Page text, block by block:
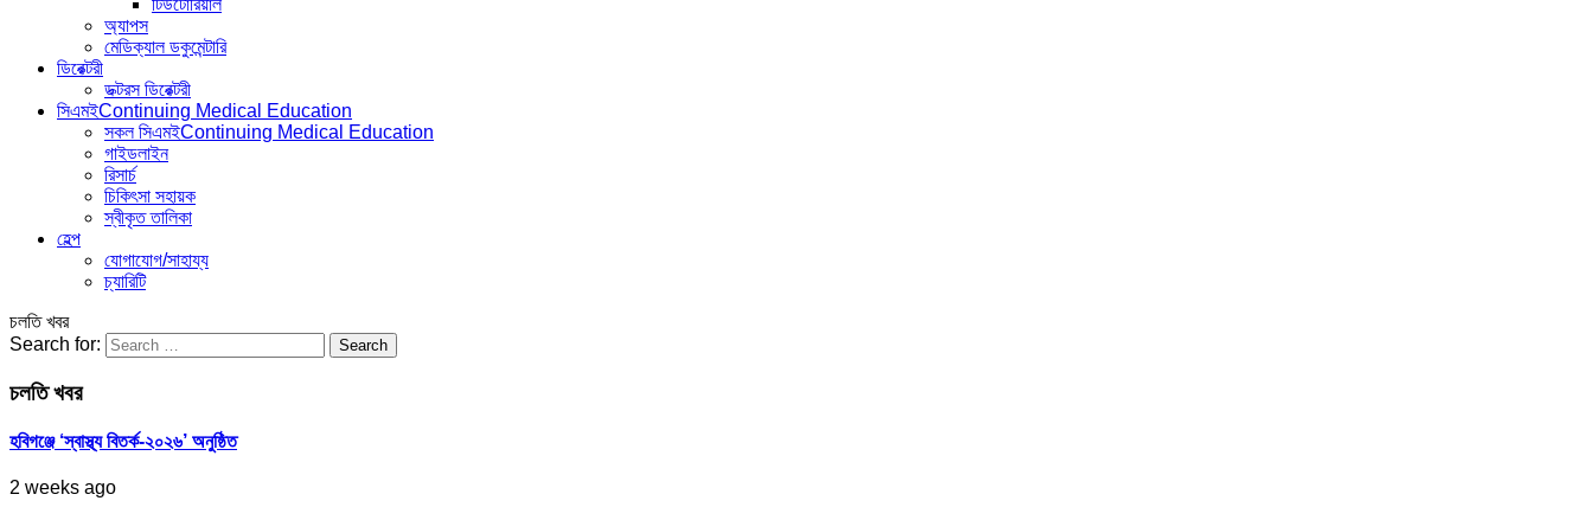
টিউটোরিয়াল
অ্যাপস
মেডিক্যাল ডকুমেন্টারি
ডিরেক্টরী
ডক্টরস ডিরেক্টরী
সিএমইContinuing Medical Education
সকল সিএমইContinuing Medical Education
গাইডলাইন
রিসার্চ
চিকিৎসা সহায়ক
স্বীকৃত তালিকা
হেল্প
যোগাযোগ/সাহায্য
চ্যারিটি
চলতি খবর
Search for:
চলতি খবর
হবিগঞ্জে ‘স্বাস্থ্য বিতর্ক-২০২৬’ অনুষ্ঠিত
2 weeks ago